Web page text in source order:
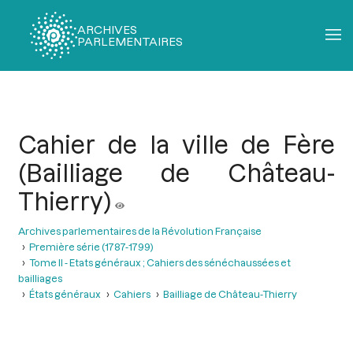
ARCHIVES
PARLEMENTAIRES
Cahier de la ville de Fère
(Bailliage de Château-
Thierry)
Archives parlementaires de la Révolution Française
Première série (1787-1799)
Tome II - Etats généraux ; Cahiers des sénéchaussées et
bailliages
États généraux
Cahiers Bailliage de Château-Thierry